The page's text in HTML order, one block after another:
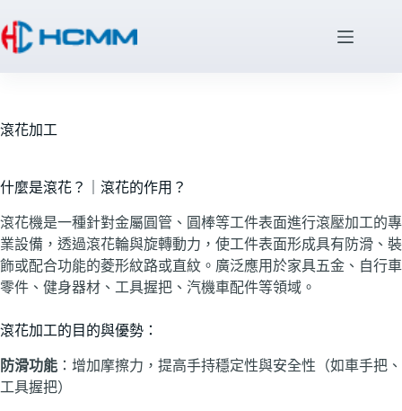
滾花加工
什麼是滾花？｜滾花的作用？
滾花機是一種針對金屬圓管、圓棒等工件表面進行滾壓加工的專
業設備，透過滾花輪與旋轉動力，使工件表面形成具有防滑、裝
飾或配合功能的菱形紋路或直紋。廣泛應用於家具五金、自行車
零件、健身器材、工具握把、汽機車配件等領域。
滾花加工的目的與優勢：
防滑功能 ：增加摩擦力，提高手持穩定性與安全性（如車手把、
工具握把）